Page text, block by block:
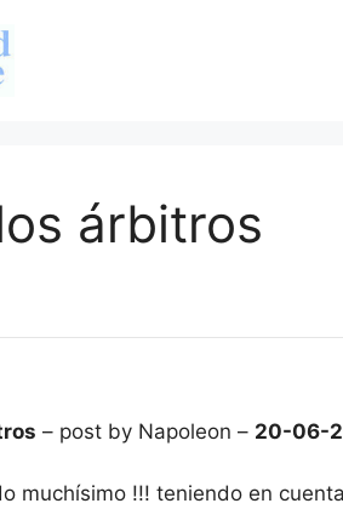
árbitros
– post by Napoleon – 20-06-
muchísimo !!! teniendo en